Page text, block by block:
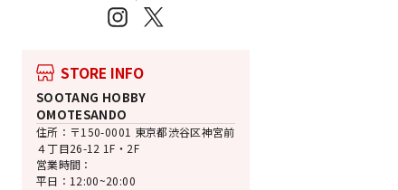
Instagram
STORE INFO
SOOTANG HOBBY
OMOTESANDO
住所：〒150-0001 東京都渋谷区神宮前
４丁目26-12 1F・2F
営業時間：
平日：12:00~20:00